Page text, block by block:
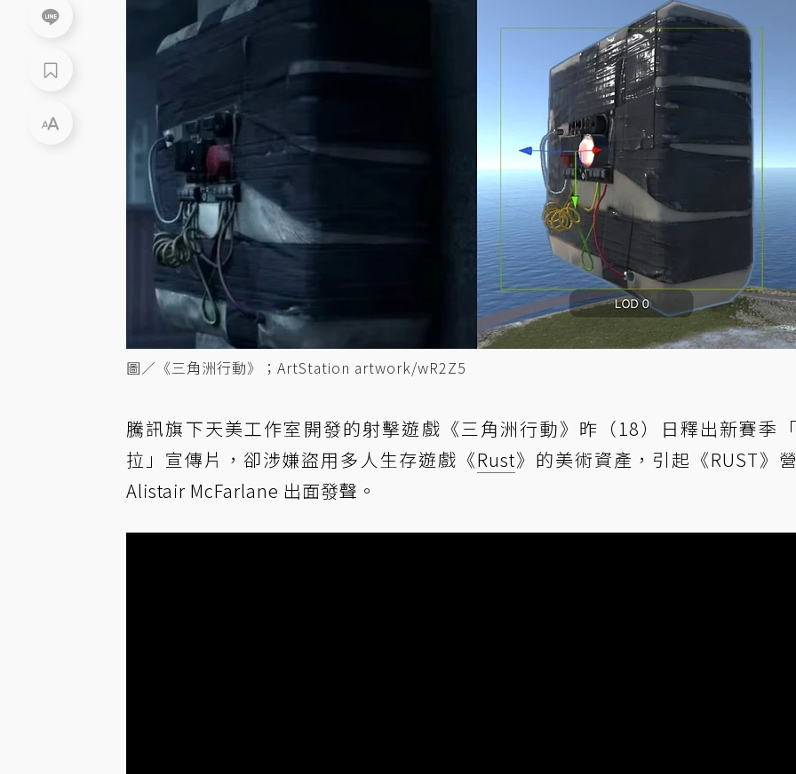
圖／《三角洲行動》；ArtStation artwork/wR2Z5
騰訊旗下天美工作室開發的射擊遊戲《三角洲行動》昨（18）日釋出新賽季
拉」宣傳片，卻涉嫌盜用多人生存遊戲《Rust》的美術資產，引起《RUST》
Alistair McFarlane 出面發聲。